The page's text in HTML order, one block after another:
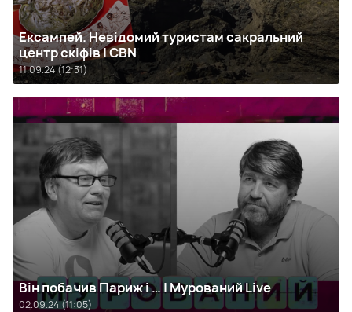
Ексампей. Невідомий туристам сакральний
центр скіфів | CBN
11.09.24 (12:31)
Він побачив Париж і … | Мурований Live
02.09.24 (11:05)